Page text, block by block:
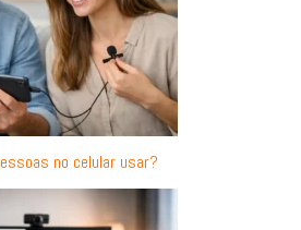
no celular usar?